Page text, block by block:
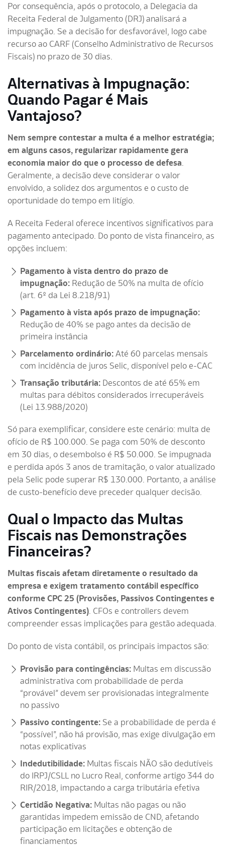
Por consequência, após o protocolo, a Delegacia da
Receita Federal de Julgamento (DRJ) analisará a
impugnação. Se a decisão for desfavorável, logo cabe
recurso ao CARF (Conselho Administrativo de Recursos
Fiscais) no prazo de 30 dias.
Alternativas à Impugnação:
Quando Pagar é Mais
Vantajoso?
Nem sempre contestar a multa é a melhor estratégia;
em alguns casos, regularizar rapidamente gera
economia maior do que o processo de defesa
Geralmente, a decisão deve considerar o valor
envolvido, a solidez dos argumentos e o custo de
oportunidade do tempo em litígio.
A Receita Federal oferece incentivos significativos para
pagamento antecipado. Do ponto de vista financeiro, as
opções incluem:
Pagamento à vista dentro do prazo de
impugnação: Redução de 50% na multa de ofício
(art. 6º da Lei 8.218/91)
Pagamento à vista após prazo de impugnação:
Redução de 40% se pago antes da decisão de
primeira instância
Parcelamento ordinário: Até 60 parcelas mensais
com incidência de juros Selic, disponível pelo e-CAC
Transação tributária: Descontos de até 65% em
multas para débitos considerados irrecuperáveis
(Lei 13.988/2020)
Só para exemplificar, considere este cenário: multa de
ofício de R$ 100.000. Se paga com 50% de desconto
em 30 dias, o desembolso é R$ 50.000. Se impugnada
e perdida após 3 anos de tramitação, o valor atualizado
pela Selic pode superar R$ 130.000. Portanto, a análise
de custo-benefício deve preceder qualquer decisão.
Qual o Impacto das Multas
Fiscais nas Demonstrações
Financeiras?
Multas fiscais afetam diretamente o resultado da
empresa e exigem tratamento contábil específico
conforme CPC 25 (Provisões, Passivos Contingentes e
Ativos Contingentes) . CFOs e controllers devem
compreender essas implicações para gestão adequada.
Do ponto de vista contábil, os principais impactos são:
Provisão para contingências: Multas em discussão
administrativa com probabilidade de perda
“provável” devem ser provisionadas integralmente
no passivo
Passivo contingente: Se a probabilidade de perda é
“possível”, não há provisão, mas exige divulgação em
notas explicativas
Indedutibilidade: Multas fiscais NÃO são dedutíveis
do IRPJ/CSLL no Lucro Real, conforme artigo 344 do
RIR/2018, impactando a carga tributária efetiva
Certidão Negativa: Multas não pagas ou não
garantidas impedem emissão de CND, afetando
participação em licitações e obtenção de
financiamentos